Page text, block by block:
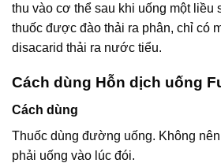
thu vào cơ thể sau khi uống một liều
thuốc được đào thải ra phân, chỉ có
disacarid thải ra nước tiểu.
Cách dùng Hỗn dịch uống
Cách dùng
Thuốc dùng đường uống. Không
phải uống vào lúc đói.